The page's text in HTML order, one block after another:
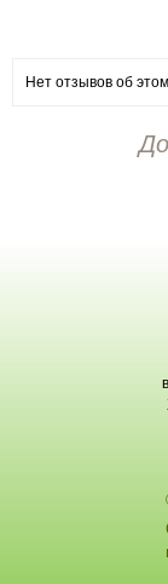
Нет отзывов об